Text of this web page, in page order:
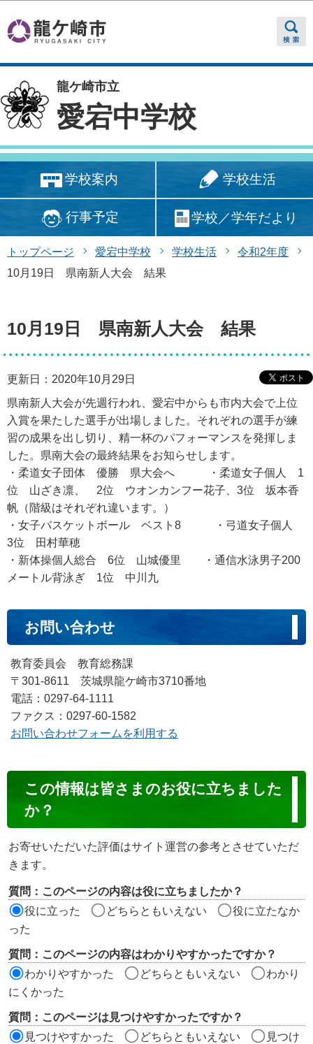
龍ケ崎市立
愛宕中学校
学校案内 学校生活
行事予定 学校／学年だより
トップページ 愛宕中学校 学校生活
令和2年度
10月19日 県南新人大会 結果
10月19日 県南新人大会 結果
更新日：2020年10月29日
県南新人大会が先週行われ、愛宕中からも市内大会で上位
入賞を果たした選手が出場しました。それぞれの選手が練
習の成果を出し切り、精一杯のパフォーマンスを発揮しま
した。県南大会の最終結果をお知らせします。
・柔道女子団体 優勝 県大会へ ・柔道女子個人 1
位 山ざき凛、 2位 ウオンカンフー花子、3位 坂本香
帆（階級はそれぞれ違います。）
・女子バスケットボール ベスト8 ・弓道女子個人
3位 田村華穂
・新体操個人総合 6位 山城優里 ・通信水泳男子200
メートル背泳ぎ 1位 中川九
お問い合わせ
教育委員会 教育総務課
〒301-8611 茨城県龍ケ崎市3710番地
電話：0297-64-1111
ファクス：0297-60-1582
お問い合わせフォームを利用する
ン
ン
ツ
価
ア
この情報は皆さまのお役に立ちました
か？
お寄せいただいた評価はサイト運営の参考とさせていただ
きます。
質問：このページの内容は役に立ちましたか？
役に立った
どちらともいえない
役に立たなか
った
質問：このページの内容はわかりやすかったですか？
わかりやすかった
どちらともいえない
わかり
にくかった
質問：このページは見つけやすかったですか？
見つけやすかった
どちらともいえない
見つけ